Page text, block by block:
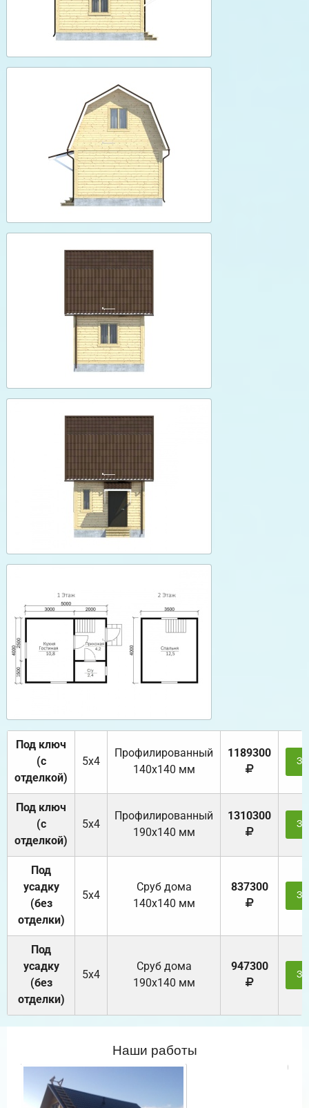
Под ключ
(с
отделкой)
5х4
Профилированный
140х140 мм
1189300
Под ключ
(с
отделкой)
5х4
Профилированный
190х140 мм
1310300
Под
усадку
(без
отделки)
5х4
Cруб дома
140х140 мм
837300
Под
усадку
(без
отделки)
5х4
Cруб дома
190х140 мм
947300
Наши работы